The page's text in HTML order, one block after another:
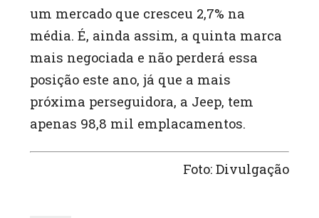
um mercado que cresceu 2,7% na
média. É, ainda assim, a quinta marca
mais negociada e não perderá essa
posição este ano, já que a mais
próxima perseguidora, a Jeep, tem
apenas 98,8 mil emplacamentos.
Foto: Divulgação